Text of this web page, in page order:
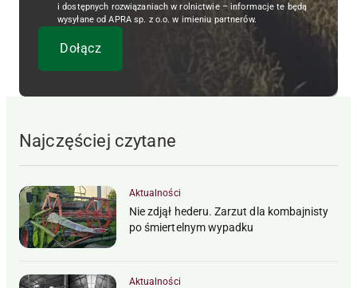
i dostępnych rozwiązaniach w rolnictwie – informacje te będą
wysyłane od APRA sp. z o.o. w imieniu partnerów.
Najczęściej czytane
Aktualności
Nie zdjął hederu. Zarzut dla kombajnisty
po śmiertelnym wypadku
Aktualności